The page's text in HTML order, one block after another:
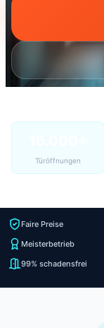
Türöffnungen
Faire Preise
Meisterbetrieb
99% schadensfrei